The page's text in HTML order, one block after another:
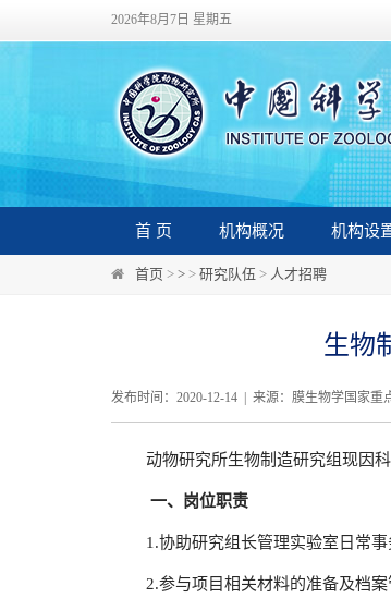
2026年8月7日 星期五
首 页 机构概况 机构设
首页 > > > 研究队伍 > 人才招聘
生物
发布时间：2020-12-14 | 来源：膜生物学国家重
动物研究所生物制造研究组现因科
一、岗位职责
1.协助研究组长管理实验室日常事
2.参与项目相关材料的准备及档案